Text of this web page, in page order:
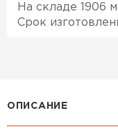
На складе 1906 м
Срок
ОПИСАНИЕ